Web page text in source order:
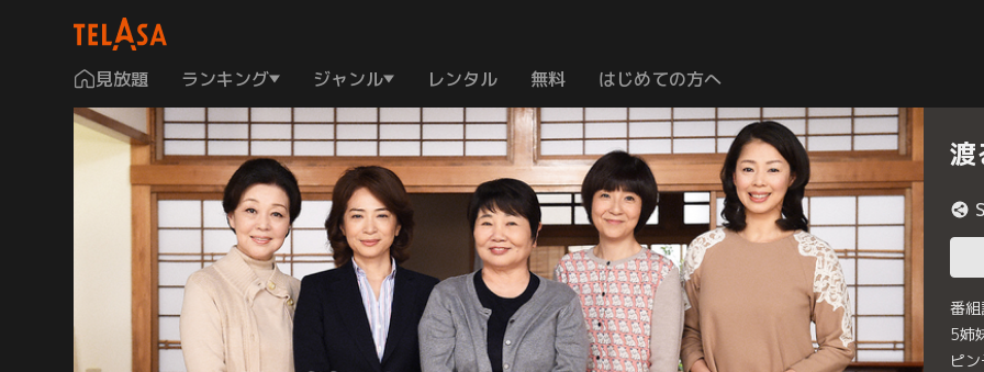
見放題 ランキング ジャンル レンタル 無料 はじめての方へ
渡
番
5姉
ピ